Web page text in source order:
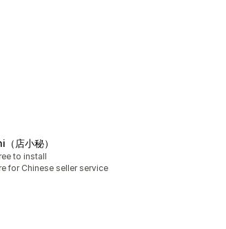
店小秘）
to install
for Chinese seller service